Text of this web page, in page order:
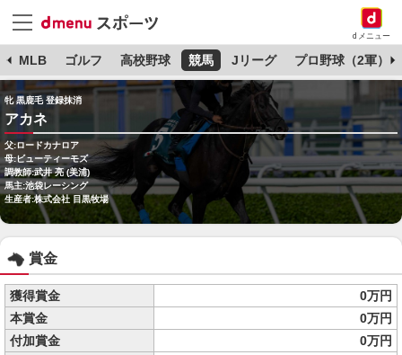
dメニュー
MLB ゴルフ 高校野球 競馬 Jリーグ プロ野球（2軍）
牝 黒鹿毛 登録抹消
アカネ
父:ロードカナロア
母:ビューティーモズ
調教師:武井 亮 (美浦)
馬主:池袋レーシング
生産者:株式会社 目黒牧場
賞金
獲得賞金
0万円
本賞金
0万円
付加賞金
0万円